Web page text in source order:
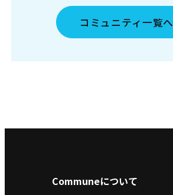
コミュニティ一覧へ
Communeについて